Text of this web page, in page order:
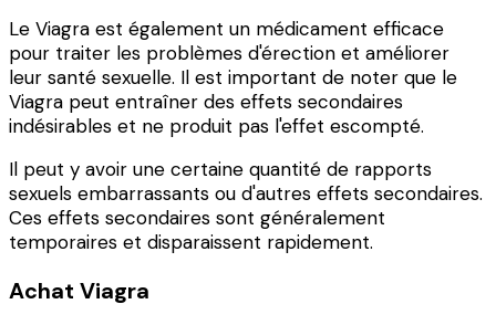
Le Viagra est également un médicament efficace
pour traiter les problèmes d'érection et améliorer
leur santé sexuelle. Il est important de noter que le
Viagra peut entraîner des effets secondaires
indésirables et ne produit pas l'effet escompté.
Il peut y avoir une certaine quantité de rapports
sexuels embarrassants ou d'autres effets secondaires.
Ces effets secondaires sont généralement
temporaires et disparaissent rapidement.
Achat Viagra